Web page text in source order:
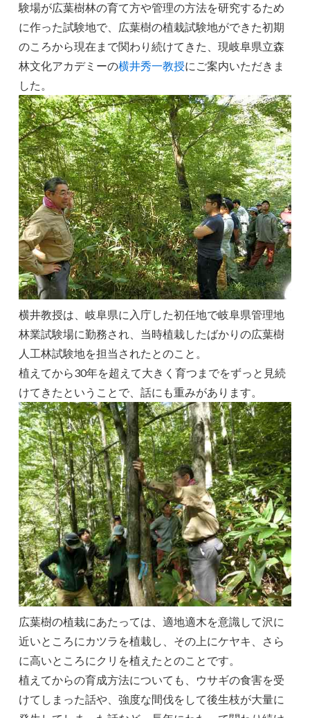
験場が広葉樹林の育て方や管理の方法を研究するため
に作った試験地で、広葉樹の植栽試験地ができた初期
のころから現在まで関わり続けてきた、現岐阜県立森
林文化アカデミーの横井秀一教授にご案内いただきま
した。
横井教授は、岐阜県に入庁した初任地で岐阜県管理地
林業試験場に勤務され、当時植栽したばかりの広葉樹
人工林試験地を担当されたとのこと。
植えてから30年を超えて大きく育つまでをずっと見続
けてきたということで、話にも重みがあります。
広葉樹の植栽にあたっては、適地適木を意識して沢に
近いところにカツラを植栽し、その上にケヤキ、さら
に高いところにクリを植えたとのことです。
植えてからの育成方法についても、ウサギの食害を受
けてしまった話や、強度な間伐をして後生枝が大量に